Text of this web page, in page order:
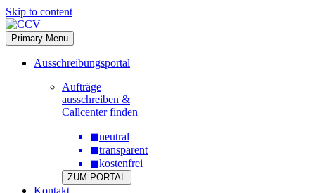
Skip to content
Primary Menu
Ausschreibungsportal
Aufträge
ausschreiben &
Callcenter finden
◼neutral
◼transparent
◼kostenfrei
ZUM PORTAL
Kontakt